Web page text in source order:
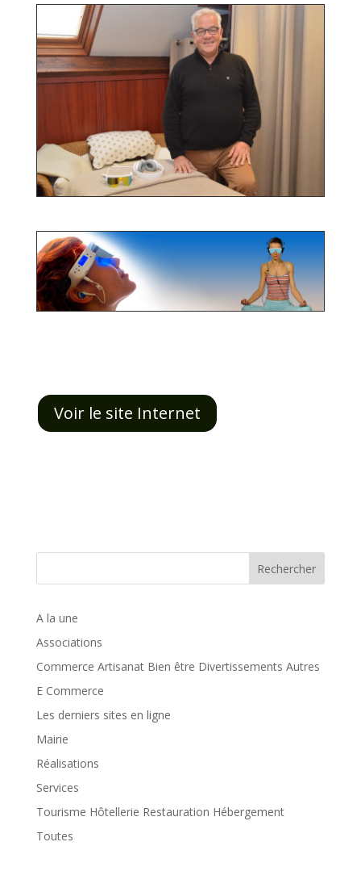
Voir le site Internet
Rechercher
A la une
Associations
Commerce Artisanat Bien être Divertissements Autres
E Commerce
Les derniers sites en ligne
Mairie
Réalisations
Services
Tourisme Hôtellerie Restauration Hébergement
Toutes